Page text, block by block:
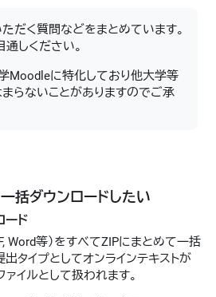
だく質問などをまとめています。
しください。
Moodleに特化しており他大学等
らないことがありますのでご承
括ダウンロードしたい
ード
Word等）をすべてZIPにまとめて一括
出タイプとしてオンラインテキストが
イルとして扱われます。